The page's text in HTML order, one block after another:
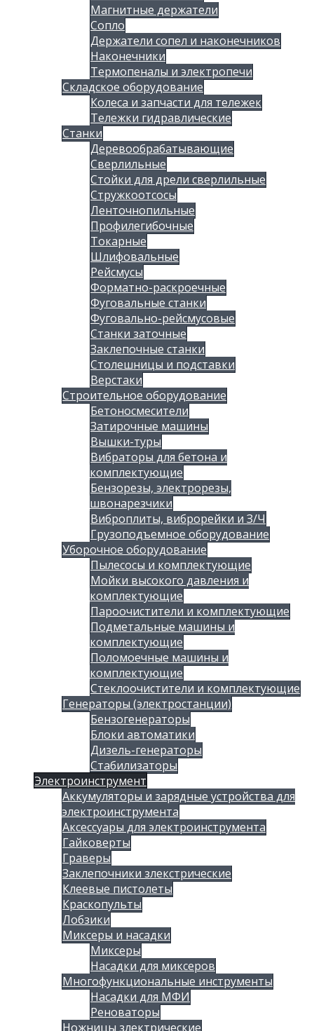
Магнитные держатели
Сопло
Держатели сопел и наконечников
Наконечники
Термопеналы и электропечи
Складское оборудование
Колеса и запчасти для тележек
Тележки гидравлические
Станки
Деревообрабатывающие
Сверлильные
Стойки для дрели сверлильные
Стружкоотсосы
Ленточнопильные
Профилегибочные
Токарные
Шлифовальные
Рейсмусы
Форматно-раскроечные
Фуговальные станки
Фуговально-рейсмусовые
Станки заточные
Заклепочные станки
Столешницы и подставки
Верстаки
Строительное оборудование
Бетоносмесители
Затирочные машины
Вышки-туры
Вибраторы для бетона и
комплектующие
Бензорезы, электрорезы,
швонарезчики
Виброплиты, виброрейки и З/Ч
Грузоподъемное оборудование
Уборочное оборудование
Пылесосы и комплектующие
Мойки высокого давления и
комплектующие
Пароочистители и комплектующие
Подметальные машины и
комплектующие
Поломоечные машины и
комплектующие
Стеклоочистители и комплектующие
Генераторы (электростанции)
Бензогенераторы
Блоки автоматики
Дизель-генераторы
Стабилизаторы
Электроинструмент
Аккумуляторы и зарядные устройства для
электроинструмента
Аксессуары для электроинструмента
Гайковерты
Граверы
Заклепочники злекстрические
Клеевые пистолеты
Краскопульты
Лобзики
Миксеры и насадки
Миксеры
Насадки для миксеров
Многофункциональные инструменты
Насадки для МФИ
Реноваторы
Ножницы злектрические